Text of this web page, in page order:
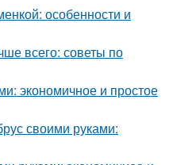
особенности и
всего: советы по
экономичное и простое
своими руками: